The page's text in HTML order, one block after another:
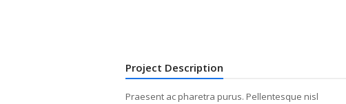
Project Description
Praesent ac pharetra purus. Pellentesque nisl